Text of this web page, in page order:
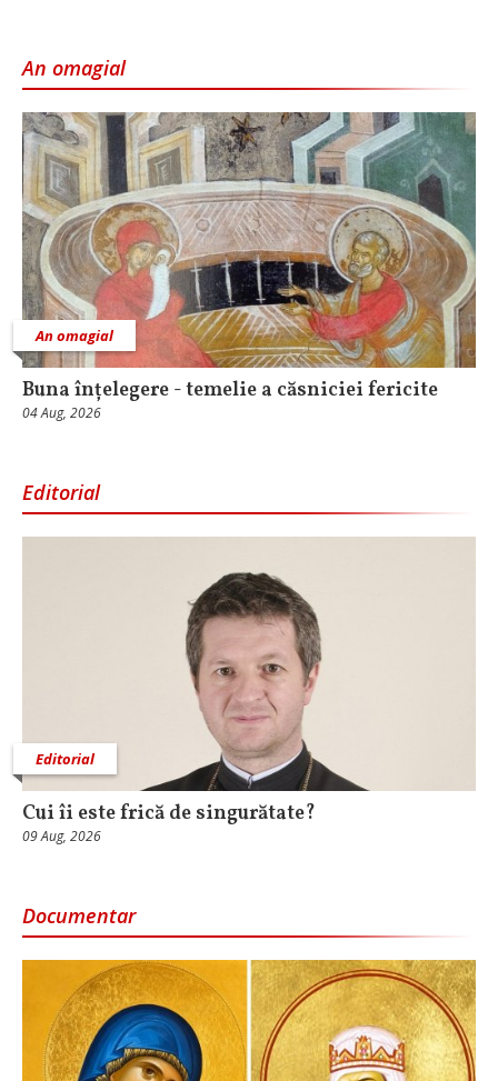
An omagial
An omagial
Buna înțelegere - temelie a căsniciei fericite
04 Aug, 2026
Editorial
Editorial
Cui îi este frică de singurătate?
09 Aug, 2026
Documentar